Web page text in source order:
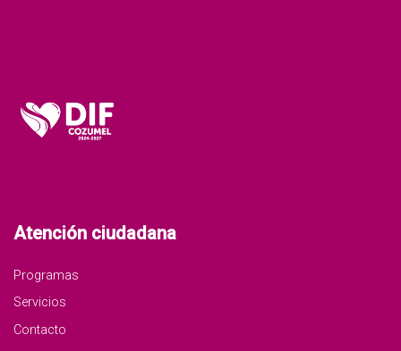
Atención ciudadana
Programas
Servicios
Contacto